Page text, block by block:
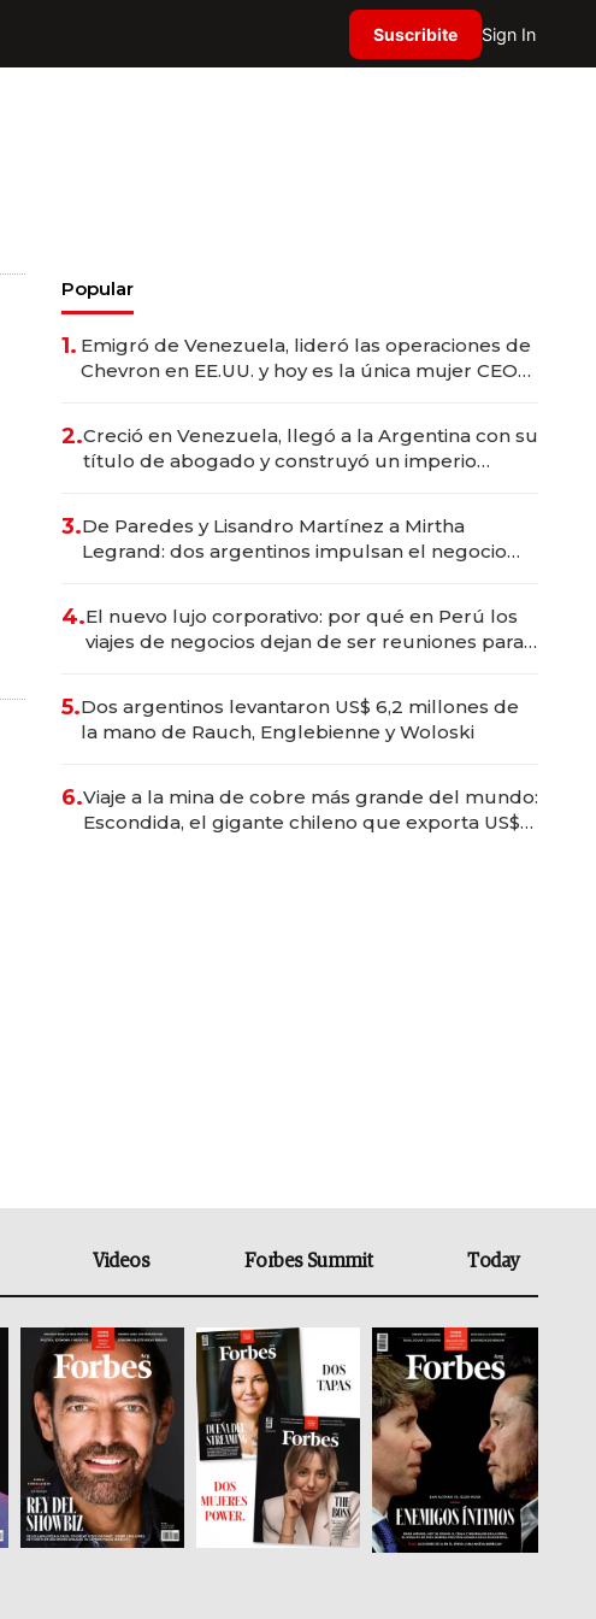
Suscribite Sign In
Popular
1. Emigró de Venezuela, lideró las operaciones de
Chevron en EE.UU. y hoy es la única mujer CEO
2.Creció en Venezuela, llegó a la Argentina con su
título de abogado y construyó un imperio
3.De Paredes y Lisandro Martínez a Mirtha
Legrand: dos argentinos impulsan el negocio
4.El nuevo lujo corporativo: por qué en Perú los
viajes de negocios dejan de ser reuniones para
5.Dos argentinos levantaron US$ 6,2 millones de
la mano de Rauch, Englebienne y Woloski
6.Viaje a la mina de cobre más grande del mundo:
Escondida, el gigante chileno que exporta US$
Videos Forbes Summit Today